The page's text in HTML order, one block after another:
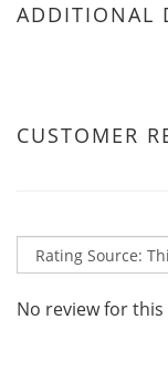
ADDITIONAL
CUSTOMER
No review for